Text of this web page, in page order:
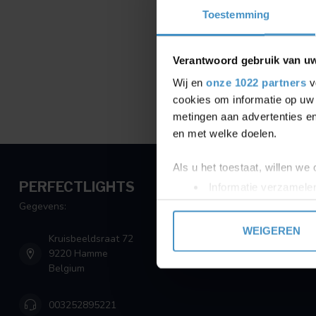
Toestemming
Verantwoord gebruik van
Wij en onze 1022 partners
cookies om informatie op
metingen aan advertenties
en met welke doelen.
Als u het toestaat, willen we
Informatie
Uw apparaat
toestemming op elk
We gebruiken cookies om
websiteverkeer te
WEIGEREN
PERFECTLIGHTS
Gegevens:
Kruisbeeldsraat 72
9220 Hamme
Belgium
003252895221